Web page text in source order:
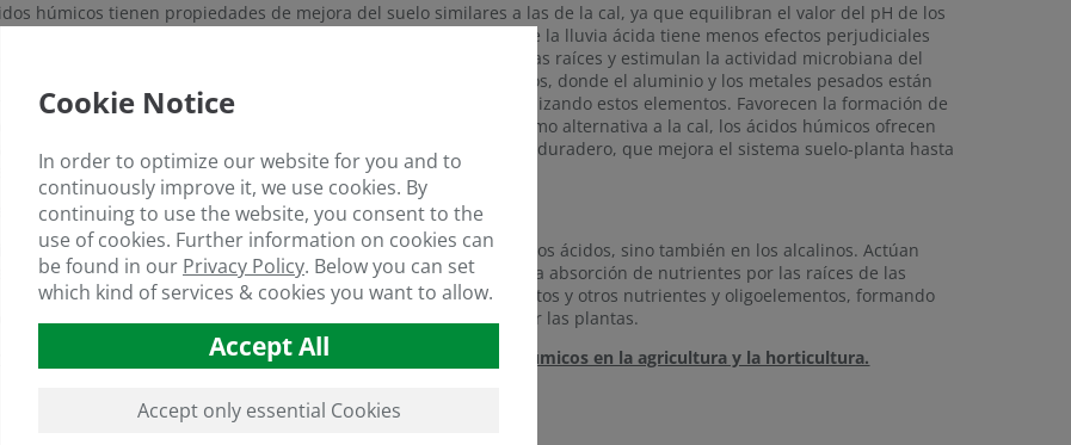
húmicos tienen propiedades de mejora del suelo similares a las de la cal, ya que equilibran el valor del pH de los
ácidos y aumentan su capacidad amortiguadora. Esto significa que la lluvia ácida tiene menos efectos perjudiciales
suelo. Además, los ácidos húmicos favorecen el crecimiento de las raíces y estimulan la actividad microbiana del
que a su vez aumenta la tasa de nitrificación. En los suelos ácidos, donde el aluminio y los metales pesados están
en forma disuelta, los ácidos húmicos actúan ligando e inmovilizando estos elementos. Favorecen la formación de
arcillo-húmicos estables y reducen así la erosión del suelo. Como alternativa a la cal, los ácidos húmicos ofrecen
sobre todo en suelos muy ácidos y se caracterizan por su efecto duradero, que mejora el sistema suelo-planta hasta
versátil del pH mediante ácidos húmicos
húmicos desempeñan un papel importante no sólo en los suelos ácidos, sino también en los alcalinos. Actúan
quelantes naturales de los iones metálicos, lo que facilita la absorción de nutrientes por las raíces de las
Los ácidos húmicos también disuelven el calcio ligado a los fosfatos y otros nutrientes y oligoelementos, formando
con ellos y haciéndolos disponibles en una forma utilizable por las plantas.
sus conocimientos sobre el uso y la eficacia de los ácidos húmicos en la agricultura y la horticultura.
Cookie Notice
In order to optimize our website for you and to
continuously improve it, we use cookies. By
continuing to use the website, you consent to the
use of cookies. Further information on cookies can
be found in our Privacy Policy. Below you can set
which kind of services & cookies you want to allow.
Accept All
Accept only essential Cookies